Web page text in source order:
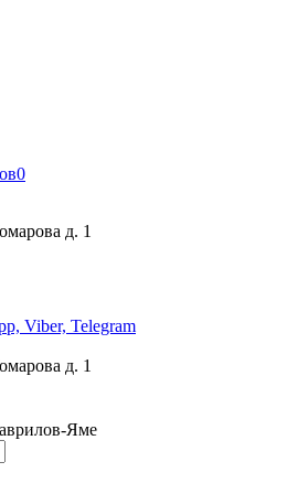
0
д. 1
Viber, Telegram
д. 1
Яме